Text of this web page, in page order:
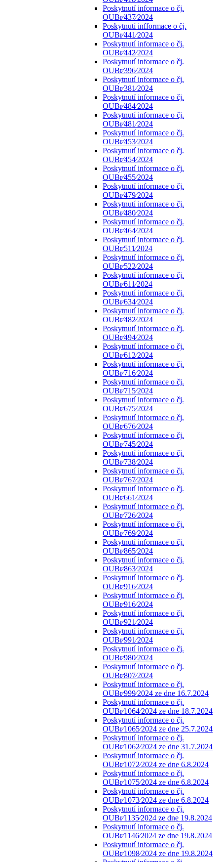
Poskytnutí informace o čj.
OUBr⁄437⁄2024
Poskytnutí infformace o čj.
OUBr⁄441⁄2024
Poskytnutí informace o čj.
OUBr⁄442⁄2024
Poskytnutí informace o čj.
OUBr⁄396⁄2024
Poskytnutí informace o čj.
OUBr⁄381⁄2024
Poskytnutí informace o čj.
OUBr⁄484⁄2024
Poskytnutí informace o čj.
OUBr⁄481⁄2024
Poskytnutí informace o čj.
OUBr⁄453⁄2024
Poskytnutí informace o čj.
OUBr⁄454⁄2024
Poskytnutí informace o čj.
OUBr⁄455⁄2024
Poskytnutí informace o čj.
OUBr⁄479⁄2024
Poskytnutí informace o čj.
OUBr⁄480⁄2024
Poskytnutí informace o čj.
OUBr⁄464⁄2024
Poskytnutí informace o čj.
OUBr⁄511⁄2024
Poskytnutí informace o čj.
OUBr⁄522⁄2024
Poskytnutí informace o čj.
OUBr⁄611⁄2024
Poskytnutí informace o čj.
OUBr⁄634⁄2024
Poskytnutí informace o čj.
OUBr⁄482⁄2024
Poskytnutí informace o čj.
OUBr⁄494⁄2024
Poskytnutí informace o čj.
OUBr⁄612⁄2024
Poskytnutí informace o čj.
OUBr⁄716⁄2024
Poskytnutí informace o čj.
OUBr⁄715⁄2024
Poskytnutí informace o čj.
OUBr⁄675⁄2024
Poskytnutí informace o čj.
OUBr⁄676⁄2024
Poskytnutí informace o čj.
OUBr⁄745⁄2024
Poskytnutí informace o čj.
OUBr⁄738⁄2024
Poskytnutí informace o čj.
OUBr⁄767⁄2024
Poskytnutí informace o čj.
OUBr⁄661⁄2024
Poskytnutí informace o čj.
OUBr⁄726⁄2024
Poskytnutí informace o čj.
OUBr⁄769⁄2024
Poskytnutí informace o čj.
OUBr⁄865⁄2024
Poskytnutí informace o čj.
OUBr⁄863⁄2024
Poskytnutí informace o čj.
OUBr⁄916⁄2024
Poskytnutí informace o čj.
OUBr⁄916⁄2024
Poskytnutí informace o čj.
OUBr⁄921⁄2024
Poskytnutí informace o čj.
OUBr⁄991⁄2024
Poskytnutí informace o čj.
OUBr⁄980⁄2024
Poskytnutí informace o čj.
OUBr⁄807⁄2024
Poskytnutí informace o čj.
OUBr⁄999⁄2024 ze dne 16.7.2024
Poskytnutí informace o čj.
OUBr⁄1064⁄2024 ze dne 18.7.2024
Poskytnutí informace o čj.
OUBr⁄1065⁄2024 ze dne 25.7.2024
Poskytnutí informace o čj.
OUBr⁄1062⁄2024 ze dne 31.7.2024
Poskytnutí informace o čj.
OUBr⁄1072⁄2024 ze dne 6.8.2024
Poskytnutí informace o čj.
OUBr⁄1075⁄2024 ze dne 6.8.2024
Poskytnutí informace o čj.
OUBr⁄1073⁄2024 ze dne 6.8.2024
Poskytnutí informace o čj.
OUBr⁄1135⁄2024 ze dne 19.8.2024
Poskytnutí informace o čj.
OUBr⁄1146⁄2024 ze dne 19.8.2024
Poskytnutí informace o čj.
OUBr⁄1098⁄2024 ze dne 19.8.2024